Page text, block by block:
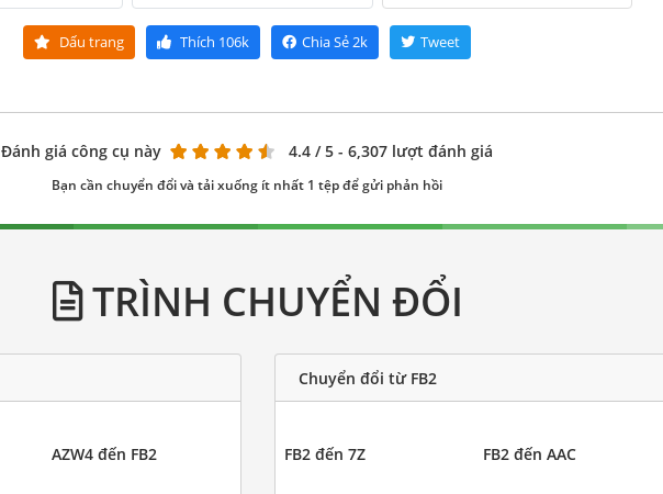
Dấu trang Thích 106k Chia Sẻ2k Tweet
Đánh giá công cụ này 4.4 / 5 - 6,307 lượt đánh giá
Bạn cần chuyển đổi và tải xuống ít nhất 1 tệp để gửi phản hồi
TRÌNH CHUYỂN ĐỔI
AZW4 đến FB2
Chuyển đổi từ FB2
FB2 đến 7Z FB2 đến AAC